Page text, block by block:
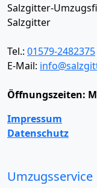
Salzgitter-
Salzgitter
Tel.: 01579-2482375
E-Mail:
Öffnungszeiten:
Impressum
Datenschutz
Umzugsservice